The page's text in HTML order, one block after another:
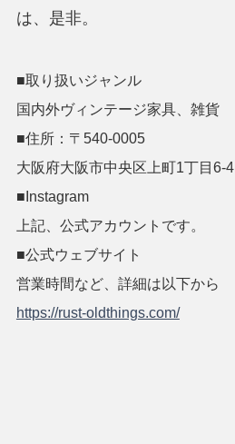
は、是非。
■取り扱いジャンル
国内外ヴィンテージ家具、雑貨
■住所：〒540-0005
大阪府大阪市中央区上町1丁目6-4
■Instagram
上記、公式アカウントです。
■公式ウェブサイト
営業時間など、詳細は以下から
https://rust-oldthings.com/